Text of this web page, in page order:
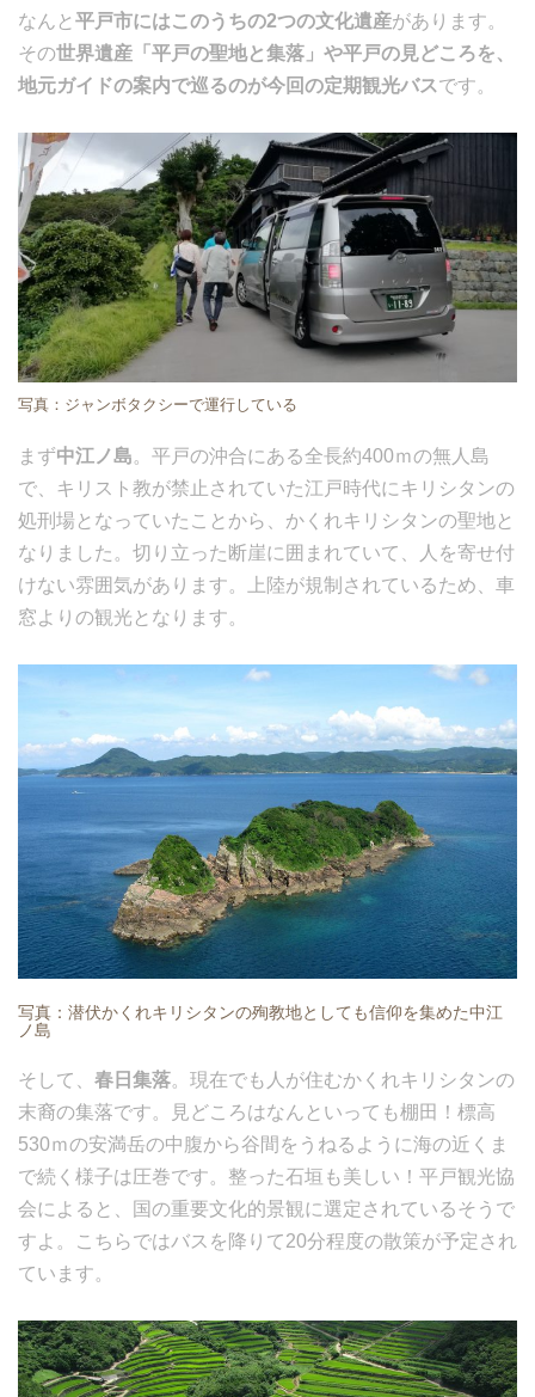
なんと 平戸市にはこのうちの2つの文化遺産があります。
その世界遺産「平戸の聖地と集落」や平戸の見どころを、
地元ガイドの案内で巡るのが今回の定期観光バスです。
写真：ジャンボタクシーで運行している
まず中江ノ島。平戸の沖合にある全長約400ｍの無人島
で、キリスト教が禁止されていた江戸時代にキリシタンの
処刑場となっていたことから、かくれキリシタンの聖地と
なりました。切り立った断崖に囲まれていて、人を寄せ付
けない雰囲気があります。上陸が規制されているため、車
窓よりの観光となります。
写真：潜伏かくれキリシタンの殉教地としても信仰を集めた中江
ノ島
そして、 春日集落。現在でも人が住むかくれキリシタンの
末裔の集落です。見どころはなんといっても棚田！標高
530ｍの安満岳の中腹から谷間をうねるように海の近くま
で続く様子は圧巻です。整った石垣も美しい！平戸観光協
会によると、国の重要文化的景観に選定されているそうで
すよ。こちらではバスを降りて20分程度の散策が予定され
ています。